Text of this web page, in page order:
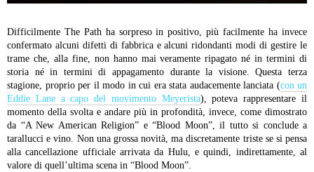
Difficilmente The Path ha sorpreso in positivo, più facilmente ha invece
confermato alcuni difetti di fabbrica e alcuni ridondanti modi di gestire le
trame che, alla fine, non hanno mai veramente ripagato né in termini di
storia né in termini di appagamento durante la visione. Questa terza
stagione, proprio per il modo in cui era stata audacemente lanciata (con un
Eddie Lane a capo del movimento Meyerista), poteva rappresentare il
momento della svolta e andare più in profondità, invece, come dimostrato
da “A New American Religion” e “Blood Moon”, il tutto si conclude a
tarallucci e vino. Non una grossa novità, ma discretamente triste se si pensa
alla cancellazione ufficiale arrivata da Hulu, e quindi, indirettamente, al
valore di quell’ultima scena in “Blood Moon”.